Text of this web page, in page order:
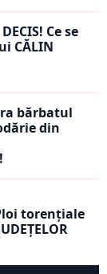
Ce se
CĂLIN
bărbatul
din
torențiale